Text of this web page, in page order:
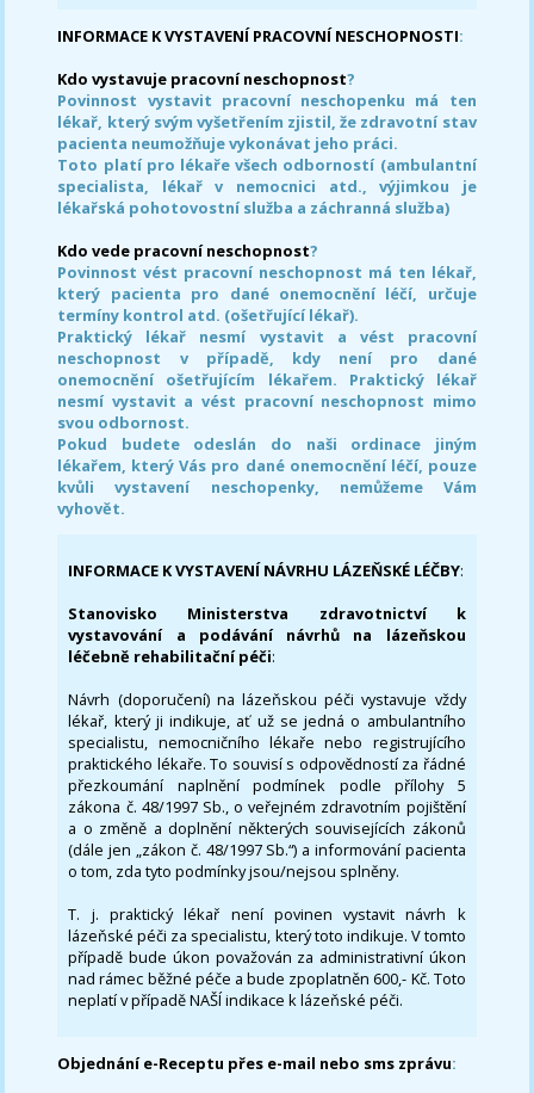
INFORMACE K VYSTAVENÍ PRACOVNÍ NESCHOPNOSTI:
Kdo vystavuje pracovní neschopnost?
Povinnost vystavit pracovní neschopenku má ten
lékař, který svým vyšetřením zjistil, že zdravotní stav
pacienta neumožňuje vykonávat jeho práci.
Toto platí pro lékaře všech odborností (ambulantní
specialista, lékař v nemocnici atd., výjimkou je
lékařská pohotovostní služba a záchranná služba)
Kdo vede pracovní neschopnost?
Povinnost vést pracovní neschopnost má ten lékař,
který pacienta pro dané onemocnění léčí, určuje
termíny kontrol atd. (ošetřující lékař).
Praktický lékař nesmí vystavit a vést pracovní
neschopnost v případě, kdy není pro dané
onemocnění ošetřujícím lékařem. Praktický lékař
nesmí vystavit a vést pracovní neschopnost mimo
svou odbornost.
Pokud budete odeslán do naši ordinace jiným
lékařem, který Vás pro dané onemocnění léčí, pouze
kvůli vystavení neschopenky, nemůžeme Vám
vyhovět.
INFORMACE K VYSTAVENÍ NÁVRHU LÁZEŇSKÉ LÉČBY:
Stanovisko Ministerstva zdravotnictví k
vystavování a podávání návrhů na lázeňskou
léčebně rehabilitační péči:
Návrh (doporučení) na lázeňskou péči vystavuje vždy
lékař, který ji indikuje, ať už se jedná o ambulantního
specialistu, nemocničního lékaře nebo registrujícího
praktického lékaře. To souvisí s odpovědností za řádné
přezkoumání naplnění podmínek podle přílohy 5
zákona č. 48/1997 Sb., o veřejném zdravotním pojištění
a o změně a doplnění některých souvisejících zákonů
(dále jen „zákon č. 48/1997 Sb.“) a informování pacienta
o tom, zda tyto podmínky jsou/nejsou splněny.
T. j. praktický lékař není povinen vystavit návrh k
lázeňské péči za specialistu, který toto indikuje. V tomto
případě bude úkon považován za administrativní úkon
nad rámec běžné péče a bude zpoplatněn 600,- Kč. Toto
neplatí v případě NAŠÍ indikace k lázeňské péči.
Objednání e-Receptu přes e-mail nebo sms zprávu: